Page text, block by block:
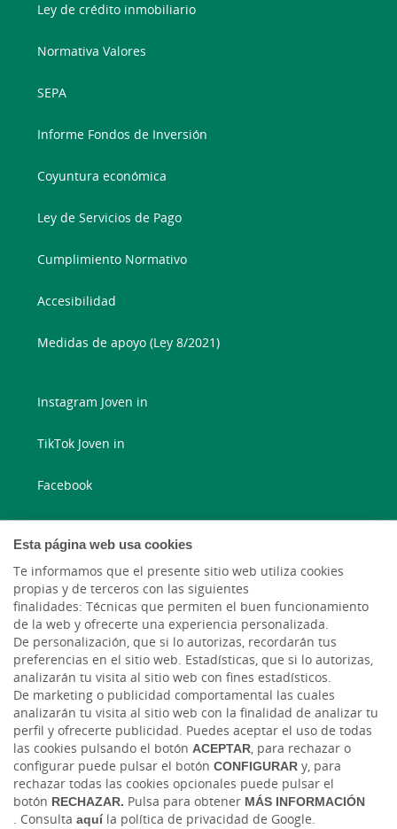
Esta página web usa cookies
Te informamos que el presente sitio web utiliza cookies
propias y de terceros con las siguientes
finalidades: Técnicas que permiten el buen funcionamiento
de la web y ofrecerte una experiencia personalizada.
De personalización, que si lo autorizas, recordarán tus
preferencias en el sitio web. Estadísticas, que si lo autorizas,
analizarán tu visita al sitio web con fines estadísticos.
De marketing o publicidad comportamental las cuales
analizarán tu visita al sitio web con la finalidad de analizar tu
perfil y ofrecerte publicidad. Puedes aceptar el uso de todas
las cookies pulsando el botón ACEPTAR, para rechazar o
configurar puede pulsar el botón CONFIGURAR y, para
rechazar todas las cookies opcionales puede pulsar el
botón RECHAZAR. Pulsa para obtener MÁS INFORMACIÓN
. Consulta aquíla política de privacidad de Google.
Ley de crédito inmobiliario
Normativa Valores
SEPA
Informe Fondos de Inversión
Coyuntura económica
Ley de Servicios de Pago
Cumplimiento Normativo
Accesibilidad
Medidas de apoyo (Ley 8/2021)
Instagram Joven in
TikTok Joven in
Facebook
Instagram
X
LinkedIn
YouTube
Código de Ética y Conducta Tablón de anuncios
Tipos de cambio
Aviso legal
Política de cookies Protección de datos